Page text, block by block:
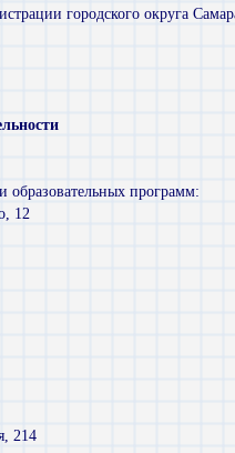
городского округа
образовательных программ:
12
214